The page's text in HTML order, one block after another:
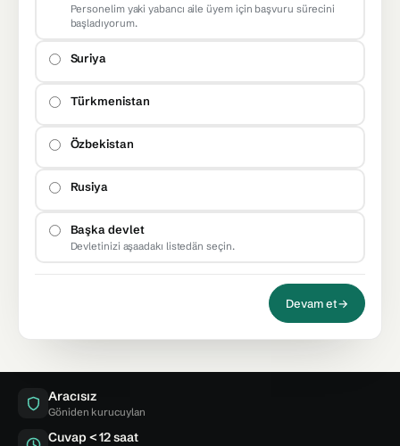
Personelim yaki yabancı aile üyem için başvuru sürecini
başladıyorum.
Suriya
Türkmenistan
Özbekistan
Rusiya
Başka devlet
Devletinizi aşaadakı listedän seçin.
Devam et→
Aracısız
Göniden kurucuylan
Cuvap < 12 saat